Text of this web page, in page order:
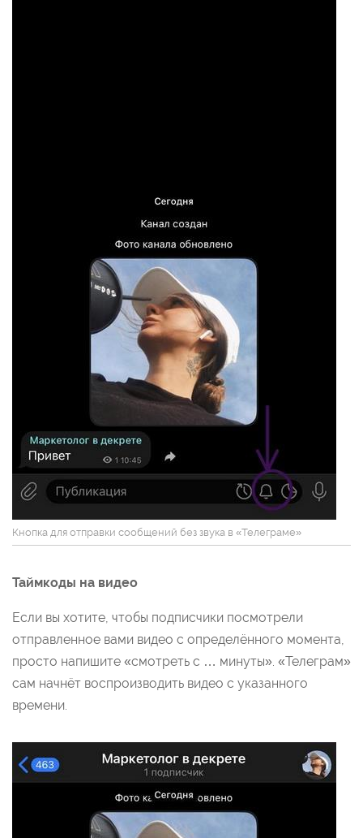
Кнопка для отправки сообщений без звука в «Телеграме»
Таймкоды на видео
Если вы хотите, чтобы подписчики посмотрели
отправленное вами видео с определённого момента,
просто напишите «смотреть с … минуты». «Телеграм»
сам начнёт воспроизводить видео с указанного
времени.